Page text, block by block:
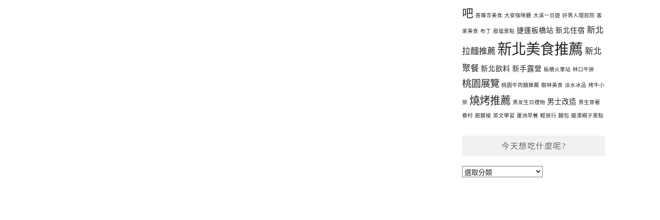
吧 善導寺美食 大安咖啡廳 大溪一日遊 好男人理容院 客
家美食 布丁 廢墟景點 捷運板橋站 新北住宿 新北
拉麵推薦 新北美食推薦 新北
聚餐 新北飲料 新手露營 板橋火車站 林口牛排
桃園展覽 桃園牛肉麵推薦 樹林美食 淡水冰品 烤牛小
排 燒烤推薦 男友生日禮物 男士改造 男生穿著
眷村 筋膜槍 英文學習 蘆洲早餐 輕旅行 麵包 龍潭親子景點
今天想吃什麼呢?
今